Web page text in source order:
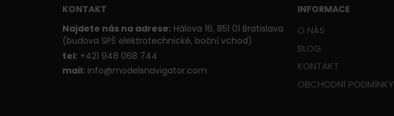
KONTAKT
Najdete nás na adrese: Hálova 16, 851 01 Bratislava
(budova SPŠ elektrotechnické, boční vchod)
tel: +421 948 068 744
mail: info@modelsnavigator.com
INFORMACE
O NÁS
BLOG
KONTAKT
OBCHODNÍ PODMÍNKY